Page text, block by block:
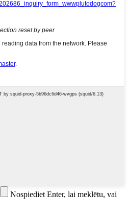
Nospiediet Enter, lai meklētu, vai